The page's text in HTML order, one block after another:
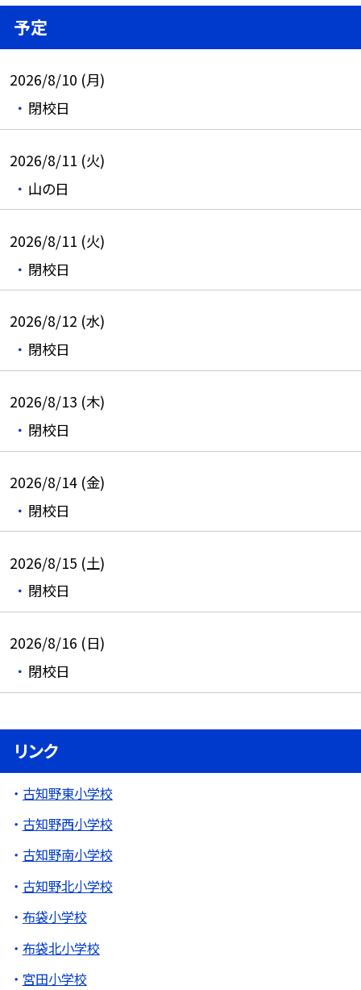
予定
2026/8/10 (月)
閉校日
2026/8/11 (火)
山の日
2026/8/11 (火)
閉校日
2026/8/12 (水)
閉校日
2026/8/13 (木)
閉校日
2026/8/14 (金)
閉校日
2026/8/15 (土)
閉校日
2026/8/16 (日)
閉校日
リンク
古知野東小学校
古知野西小学校
古知野南小学校
古知野北小学校
布袋小学校
布袋北小学校
宮田小学校